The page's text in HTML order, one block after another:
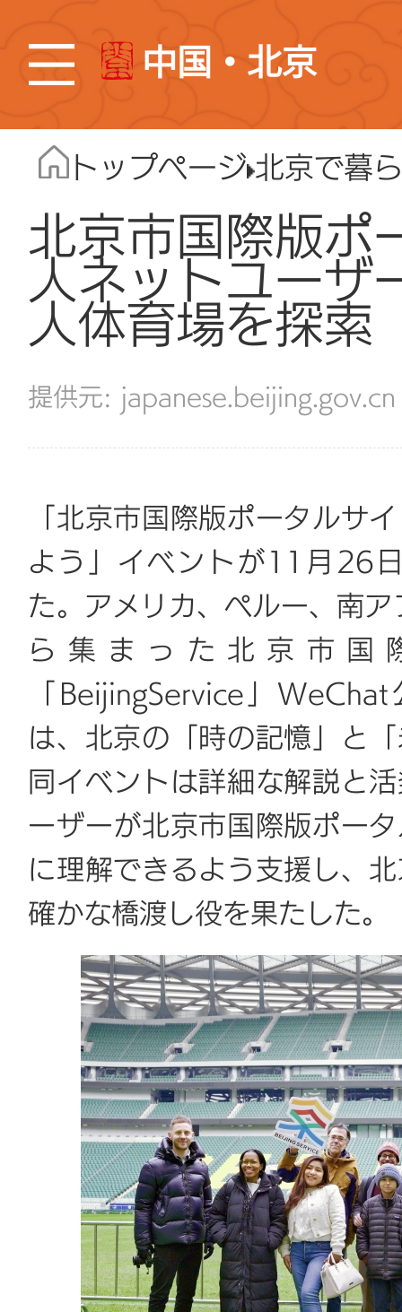
中国・北京
トップページ 北京で暮
北京市国際版ポ
人ネットユーザ
人体育場を探索
japanese.beijing.gov.cn
「北京市国際版ポータルサ
よう」イベントが11月26
た。アメリカ、ペルー、南
ら集まった北京市国
「BeijingService」
は、北京の「時の記憶」と
同イベントは詳細な解説と
ーザーが北京市国際版ポー
に理解できるよう支援し、
確かな橋渡し役を果たした。